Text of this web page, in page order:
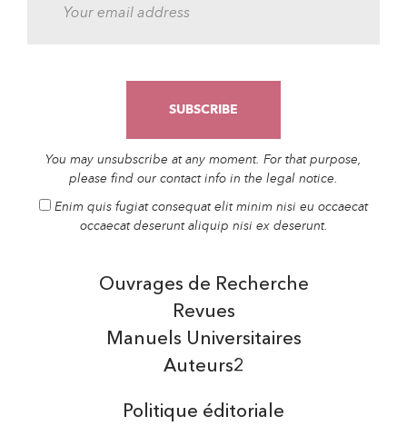
You may unsubscribe at any moment. For that purpose,
please find our contact info in the legal notice.
Enim quis fugiat consequat elit minim nisi eu occaecat
occaecat deserunt aliquip nisi ex deserunt.
Auteurs2
Manuels Universitaires
Ouvrages de Recherche
Revues
Politique éditoriale